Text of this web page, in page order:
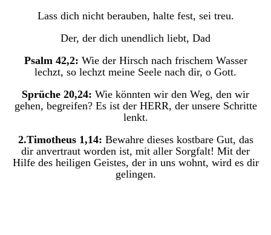
Lass dich nicht berauben, halte fest, sei treu.
Der, der dich unendlich liebt, Dad
Psalm 42,2: Wie der Hirsch nach frischem Wasser
lechzt, so lechzt meine Seele nach dir, o Gott.
Sprüche 20,24: Wie könnten wir den Weg, den wir
gehen, begreifen? Es ist der HERR, der unsere Schritte
lenkt.
2.Timotheus 1,14: Bewahre dieses kostbare Gut, das
dir anvertraut worden ist, mit aller Sorgfalt! Mit der
Hilfe des heiligen Geistes, der in uns wohnt, wird es dir
gelingen.